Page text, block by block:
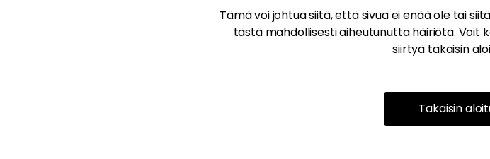
Tämä voi johtua siitä, että sivua ei enää ole tai
tästä mahdollisesti aiheutunutta häiriötä. Voit
siirtyä takaisin
Takaisin